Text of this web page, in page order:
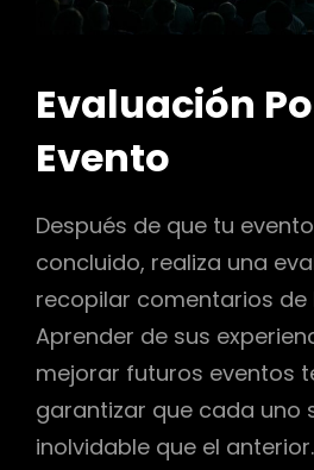
Evaluación
Evento
Después de que tu
concluido, realiza una
recopilar comentarios de
Aprender de sus
mejorar futuros eventos
garantizar que cada uno
inolvidable que el anterior.